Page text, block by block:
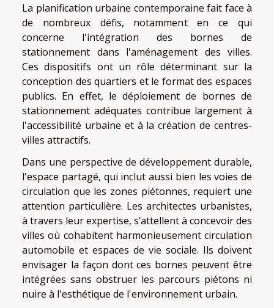
La planification urbaine contemporaine fait face à
de nombreux défis, notamment en ce qui
concerne l'intégration des bornes de
stationnement dans l'aménagement des villes.
Ces dispositifs ont un rôle déterminant sur la
conception des quartiers et le format des espaces
publics. En effet, le déploiement de bornes de
stationnement adéquates contribue largement à
l'accessibilité urbaine et à la création de centres-
villes attractifs.
Dans une perspective de développement durable,
l'espace partagé, qui inclut aussi bien les voies de
circulation que les zones piétonnes, requiert une
attention particulière. Les architectes urbanistes,
à travers leur expertise, s’attellent à concevoir des
villes où cohabitent harmonieusement circulation
automobile et espaces de vie sociale. Ils doivent
envisager la façon dont ces bornes peuvent être
intégrées sans obstruer les parcours piétons ni
nuire à l'esthétique de l'environnement urbain.